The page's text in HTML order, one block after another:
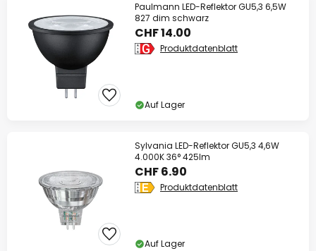
Paulmann LED-Reflektor GU5,3 6,5W
827 dim schwarz
CHF 14.00
Produktdatenblatt
Auf Lager
Sylvania LED-Reflektor GU5,3 4,6W
4.000K 36° 425lm
CHF 6.90
Produktdatenblatt
Auf Lager